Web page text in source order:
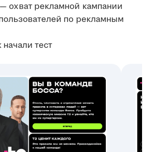
охват рекламной кампании
по рекламным
начали тест